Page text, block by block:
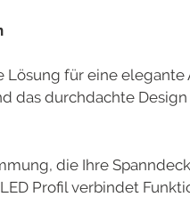
für eine elegante
das durchdachte
die Ihre
Profil verbindet